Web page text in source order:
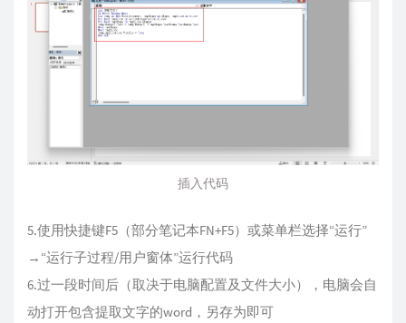
插入代码
5.使用快捷键F5（部分笔记本FN+F5）或菜单栏选择“运行”
→“运行子过程/用户窗体”运行代码
6.过一段时间后（取决于电脑配置及文件大小），电脑会自
动打开包含提取文字的word，另存为即可